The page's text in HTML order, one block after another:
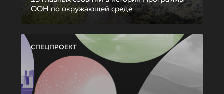
ООН по окружающей среде
СПЕЦПРОЕКТ